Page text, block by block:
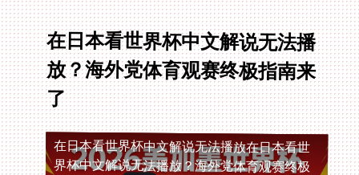
在日本看世界杯中文解说无法播
放？海外党体育观赛终极指南来
了
在日本看世界杯中文解说无法播放在日本看世
界杯中文解说无法播放？海外党体育观赛终极